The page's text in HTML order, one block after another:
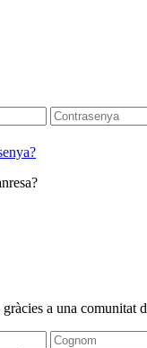
gràcies a una comunitat